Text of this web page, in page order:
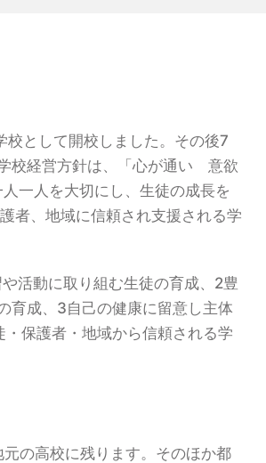
として開校しました。その後7
校経営方針は、「心が通い 意欲
一人を大切にし、生徒の成長を
者、地域に信頼され支援される学
活動に取り組む生徒の育成、2豊
育成、3自己の健康に留意し主体
保護者・地域から信頼される学
の高校に残ります。そのほか都